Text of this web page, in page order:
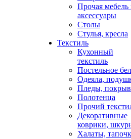
Прочая мебель
аксессуары
Столы
Стулья, кресла
Текстиль
Кухонный
текстиль
Постельное
Одеяла,
Пледы,
Полотенца
Прочий
Декоративные
коврики,
Халаты,